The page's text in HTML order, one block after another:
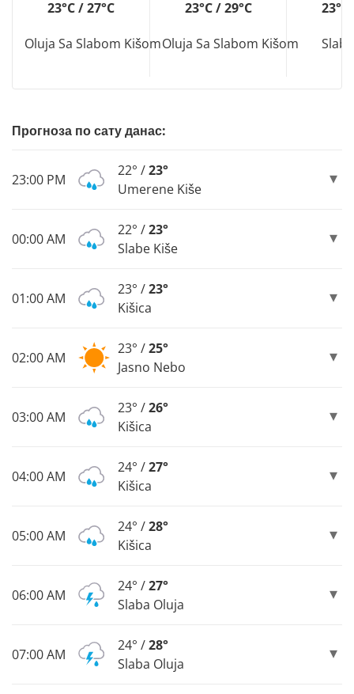
23°C / 27°C
Oluja Sa Slabom Kišom
23°C / 29°C
Oluja Sa Slabom Kišom
23°C
Прогноза по сату данас:
23:00 PM
22° /23°
Umerene Kiše
00:00 AM
22° /23°
Slabe Kiše
01:00 AM
23° /23°
Kišica
02:00 AM
23° /25°
Jasno Nebo
03:00 AM
23° /26°
Kišica
04:00 AM
24° /27°
Kišica
05:00 AM
24° /28°
Kišica
06:00 AM
24° /27°
Slaba Oluja
07:00 AM
24° /28°
Slaba Oluja